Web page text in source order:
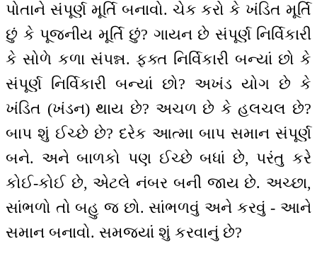
પોતાને સંપૂર્ણ મૂર્તિ બનાવો. ચેક કરો કે ખંડિત મૂર્તિ
છું કે પૂજનીય મૂર્તિ છું? ગાયન છે સંપૂર્ણ નિર્વિકારી
કે સોળે કળા સંપન્ન. ફક્ત નિર્વિકારી બન્યાં છો કે
સંપૂર્ણ નિર્વિકારી બન્યાં છો? અખંડ યોગ છે કે
ખંડિત (ખંડન) થાય છે? અચળ છે કે હલચલ છે?
બાપ શું ઈચ્છે છે? દરેક આત્મા બાપ સમાન સંપૂર્ણ
બને. અને બાળકો પણ ઈચ્છે બધાં છે, પરંતુ કરે
કોઈ-કોઈ છે, એટલે નંબર બની જાય છે. અચ્છા,
સાંભળો તો બહુ જ છો. સાંભળવું અને કરવું - આને
સમાન બનાવો. સમજ્યાં શું કરવાનું છે?